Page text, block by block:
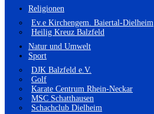
Religionen
Ev.e Kirchengem. Baiertal-Dielheim
Heilig Kreuz Balzfeld
Natur und Umwelt
Sport
DJK Balzfeld e.V.
Golf
Karate Centrum Rhein-Neckar
MSC Schatthausen
Schachclub Dielheim